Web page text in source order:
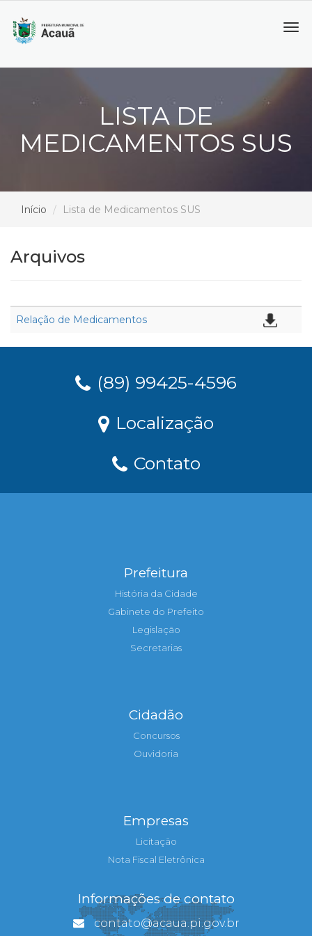
LISTA DE
MEDICAMENTOS SUS
Início Lista de Medicamentos SUS
Arquivos
Relação de Medicamentos
(89) 99425-4596
Localização
Contato
Prefeitura
História da Cidade
Gabinete do Prefeito
Legislação
Secretarias
Cidadão
Concursos
Ouvidoria
Empresas
Licitação
Nota Fiscal Eletrônica
Informações de contato
contato@acaua.pi.gov.br